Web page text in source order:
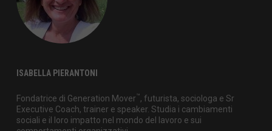
ISABELLA PIERANTONI
Fondatrice di Generation Mover™, futurista, sociologa e Sr
Executive Coach, trainer e speaker. Studia i cambiamenti
sociali e il loro impatto nel mondo del lavoro e sui